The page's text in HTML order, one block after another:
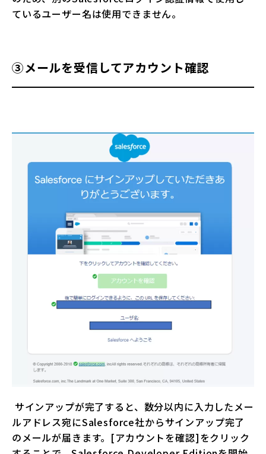
ているユーザー名は使用できません。
③メールを受信してアカウント確認
サインアップが完了すると、数分以内に入力したメー
ルアドレス宛にSalesforce社からサインアップ完了
のメールが届きます。[アカウントを確認]をクリック